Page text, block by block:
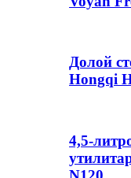
Долой
Hongqi
4,5-